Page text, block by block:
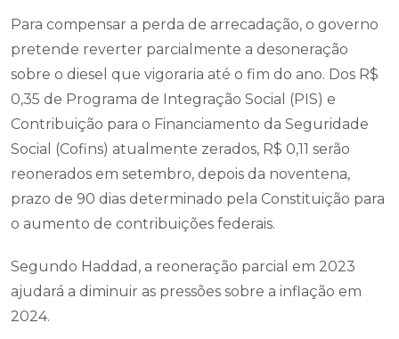
Para compensar a perda de arrecadação, o governo
pretende reverter parcialmente a desoneração
sobre o diesel que vigoraria até o fim do ano. Dos R$
0,35 de Programa de Integração Social (PIS) e
Contribuição para o Financiamento da Seguridade
Social (Cofins) atualmente zerados, R$ 0,11 serão
reonerados em setembro, depois da noventena,
prazo de 90 dias determinado pela Constituição para
o aumento de contribuições federais.
Segundo Haddad, a reoneração parcial em 2023
ajudará a diminuir as pressões sobre a inflação em
2024.